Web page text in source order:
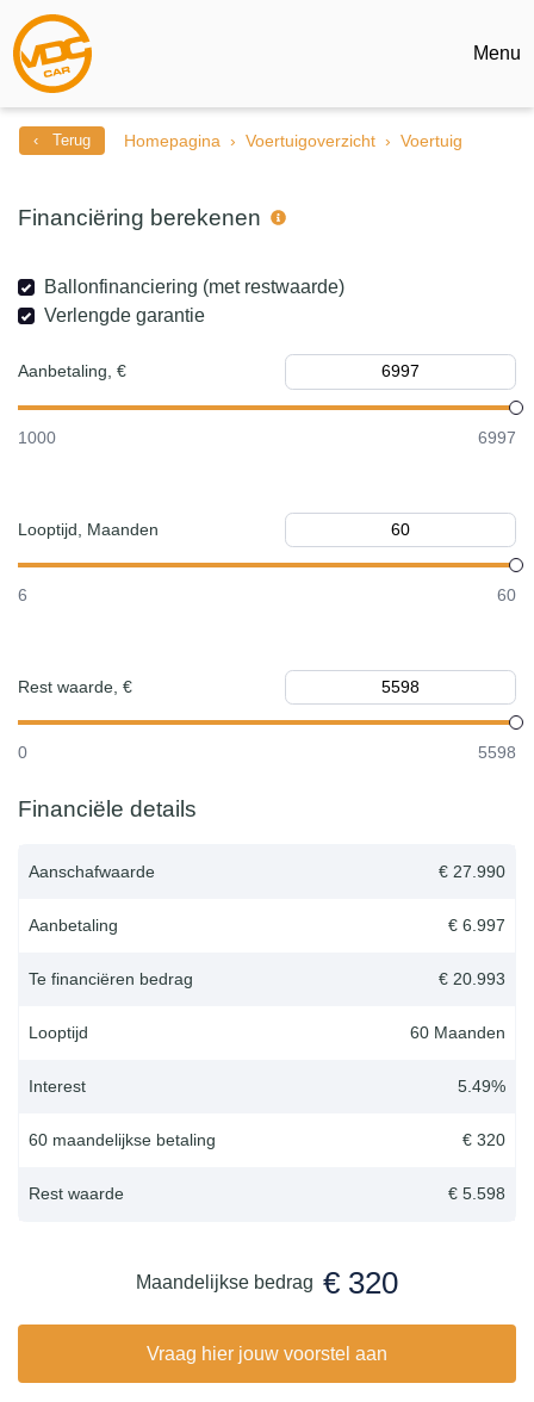
Menu
‹ Terug Homepagina Voertuigoverzicht Voertuig
Financiëring berekenen
Ballonfinanciering (met restwaarde)
Verlengde garantie
Aanbetaling, €
1000 6997
Looptijd, Maanden
6 60
Rest waarde, €
0 5598
Financiële details
Aanschafwaarde € 27.990
Aanbetaling € 6.997
Te financiëren bedrag € 20.993
Looptijd 60 Maanden
Interest 5.49%
60 maandelijkse betaling € 320
Rest waarde € 5.598
Maandelijkse bedrag € 320
Vraag hier jouw voorstel aan